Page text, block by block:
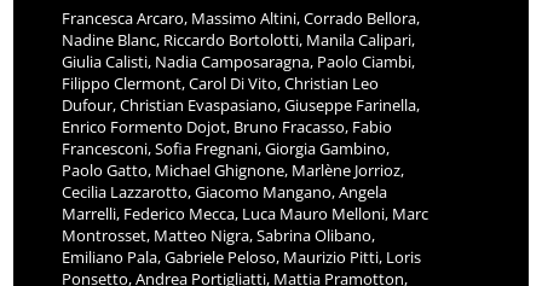
Francesca Arcaro, Massimo Altini, Corrado Bellora,
Nadine Blanc, Riccardo Bortolotti, Manila Calipari,
Giulia Calisti, Nadia Camposaragna, Paolo Ciambi,
Filippo Clermont, Carol Di Vito, Christian Leo
Dufour, Christian Evaspasiano, Giuseppe Farinella,
Enrico Formento Dojot, Bruno Fracasso, Fabio
Francesconi, Sofia Fregnani, Giorgia Gambino,
Paolo Gatto, Michael Ghignone, Marlène Jorrioz,
Cecilia Lazzarotto, Giacomo Mangano, Angela
Marrelli, Federico Mecca, Luca Mauro Melloni, Marc
Montrosset, Matteo Nigra, Sabrina Olibano,
Emiliano Pala, Gabriele Peloso, Maurizio Pitti, Loris
Ponsetto, Andrea Portigliatti, Mattia Pramotton,